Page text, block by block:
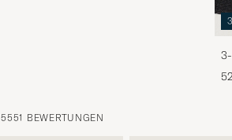
5551 BEWERTUNGEN